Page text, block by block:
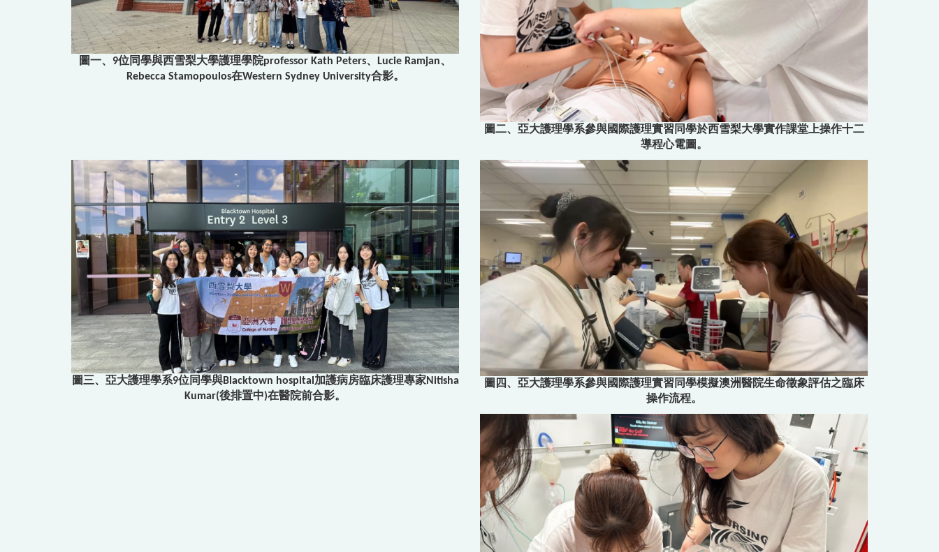
圖一、9位同學與西雪梨大學護理學院professor Kath Peters、Lucie Ramjan、
Rebecca Stamopoulos在Western Sydney University合影。
圖二、亞大護理學系參與國際護理實習同學於西雪梨大學實作課堂上操作十二
導程心電圖。
圖三、亞大護理學系9位同學與Blacktown hospital加護病房臨床護理專家Nitisha
Kumar(後排置中)在醫院前合影。
圖四、亞大護理學系參與國際護理實習同學模擬澳洲醫院生命徵象評估之臨床
操作流程。